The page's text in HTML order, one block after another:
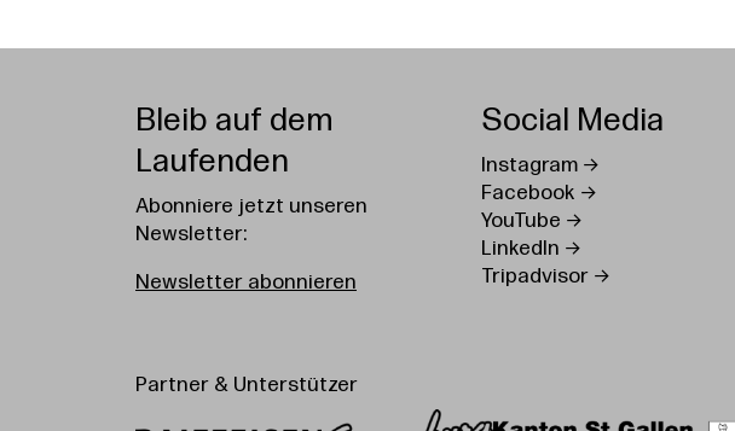
Bleib auf dem
Laufenden
Abonniere jetzt unseren
Newsletter:
Newsletter abonnieren
Social Media
Instagram
Facebook
YouTube
LinkedIn
Tripadvisor
Partner & Unterstützer